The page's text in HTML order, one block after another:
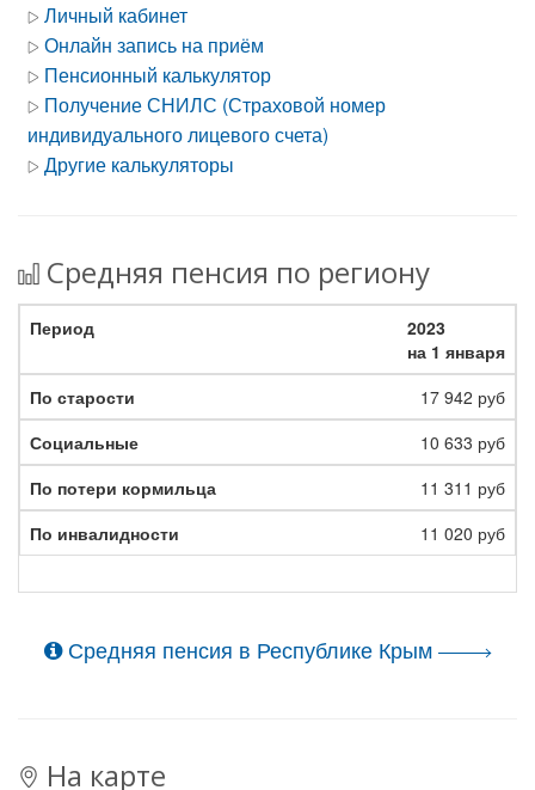
Личный кабинет
Онлайн запись на приём
Пенсионный калькулятор
Получение СНИЛС (Страховой номер
индивидуального лицевого счета)
Другие калькуляторы
Средняя пенсия по региону
2023
на 1 января
17 942 руб
10 633 руб
11 311 руб
11 020 руб
Средняя пенсия в Республике Крым
На карте